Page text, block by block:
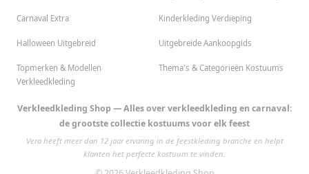
Carnaval Extra Kinderkleding Verdieping
Halloween Uitgebreid Uitgebreide Aankoopgids
Topmerken & Modellen
Verkleedkleding
Thema's & Categorieën Kostuums
Verkleedkleding Shop — Alles over verkleedkleding en carnaval:
de grootste collectie kostuums voor elk feest
Vera heeft meer dan 12 jaar ervaring in de feestkleding branche en helpt
klanten het perfecte kostuum te vinden.